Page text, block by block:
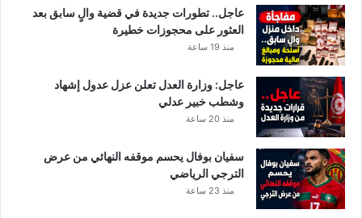
عاجل.. تطورات جديدة في قضية والٍ سابق بعد
العثور على محجوزات خطيرة
منذ 19 ساعة
عاجل: وزارة العدل تعلن عزل عدول إشهاد
وشطب خبير عدلي
منذ 20 ساعة
سفيان بوفال يحسم موقفه النهائي من عرض
الترجي الرياضي
منذ 23 ساعة